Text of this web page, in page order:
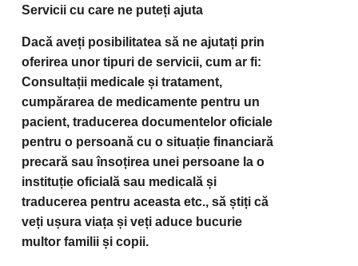
Servicii cu care ne puteți ajuta
Dacă aveți posibilitatea să ne ajutați prin
oferirea unor tipuri de servicii, cum ar fi:
Consultații medicale și tratament,
cumpărarea de medicamente pentru un
pacient, traducerea documentelor oficiale
pentru o persoană cu o situație financiară
precară sau însoțirea unei persoane la o
instituție oficială sau medicală și
traducerea pentru aceasta etc., să știți că
veți ușura viața și veți aduce bucurie
multor familii și copii.